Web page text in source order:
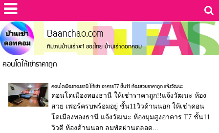
Baanchao.com
ทีมงานบ้านเช่า#1 ของไทย บ้านเช่าดอทคอม
คอนโดให้เช่าราคาถูก
คอนโดเมืองทองธานี ให้เช่า อาคารT7 ชั้น11 ห้องสวยราคาถูก แจ้งวัฒนะ
คอนโดเมืองทองธานี ให้เช่าราคาถูก!!แจ้งวัฒนะ ห้อง
สวย เฟอร์ครบพร้อมอยู่ ชั้น11วิวด้านนอก ให้เช่าคอน
โดเมืองทองธานี แจ้งวัฒนะ ห้องมุมสูงอาคาร T7 ชั้น11
วิวดี ห้องด้านนอก ลมพัดผ่านตลอด...